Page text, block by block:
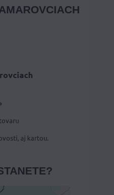
aj kartou.